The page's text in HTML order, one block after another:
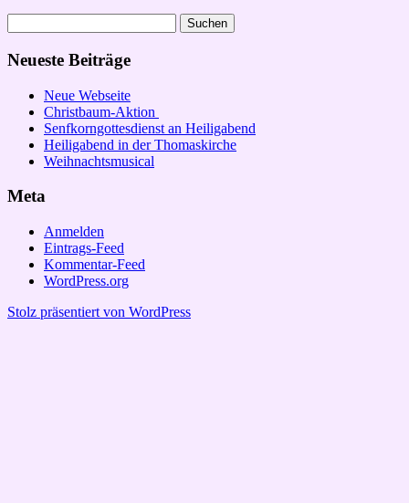
nach:
Neueste Beiträge
Neue Webseite
Christbaum-Aktion
Senfkorngottesdienst an Heiligabend
Heiligabend in der Thomaskirche
Weihnachtsmusical
Meta
Anmelden
Eintrags-Feed
Kommentar-Feed
WordPress.org
Stolz präsentiert von WordPress